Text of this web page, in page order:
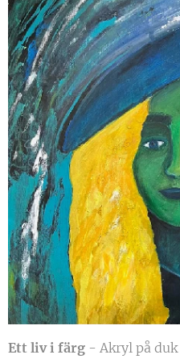
Ett liv i färg - Akryl på duk